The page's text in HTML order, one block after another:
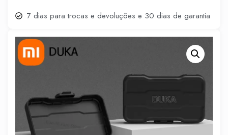
7 dias para trocas e devoluções e 30 dias de garantia